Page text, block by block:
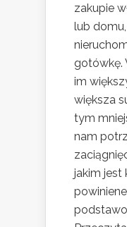
zakupie
lub
gotówkę.
im
większa
tym
nam
jakim jest